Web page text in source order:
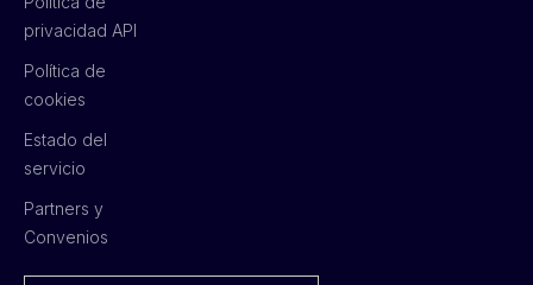
privacidad API
Política de
cookies
Estado del
servicio
Partners y
Convenios